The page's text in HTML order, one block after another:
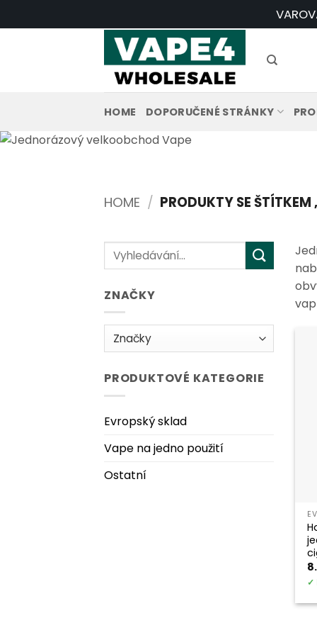
na
HOME DOPORUČENÉ STRÁNKY
HOME / PRODUKTY SE ŠTÍTKEM
Hledat:
ZNAČKY
PRODUKTOVÉ KATEGORIE
Evropský sklad
Vape na jedno použití
Ostatní
✓